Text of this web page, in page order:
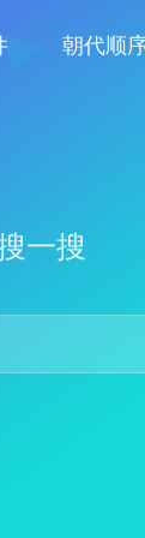
朝代顺
一搜